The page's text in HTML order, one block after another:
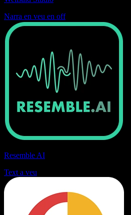
Narra en veu en off
Resemble AI
Text a veu